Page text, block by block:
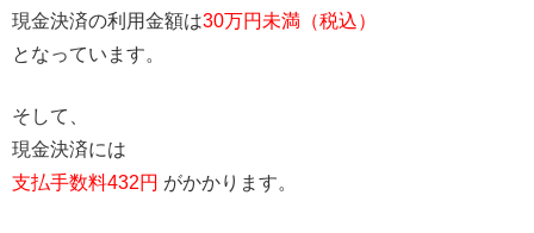
現金決済の利用金額は30万円未満（税込）
となっています。
そして、
現金決済には
支払手数料432円 がかかります。